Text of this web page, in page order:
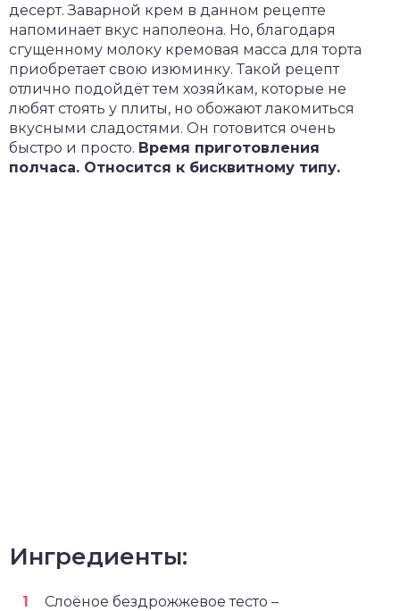
десерт. Заварной крем в данном рецепте
напоминает вкус наполеона. Но, благодаря
сгущенному молоку кремовая масса для торта
приобретает свою изюминку. Такой рецепт
отлично подойдёт тем хозяйкам, которые не
любят стоять у плиты, но обожают лакомиться
вкусными сладостями. Он готовится очень
быстро и просто. Время приготовления
полчаса. Относится к бисквитному типу.
Ингредиенты:
Слоёное бездрожжевое тесто –